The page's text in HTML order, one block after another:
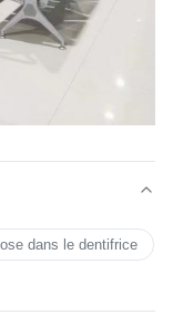
dans le dentifrice